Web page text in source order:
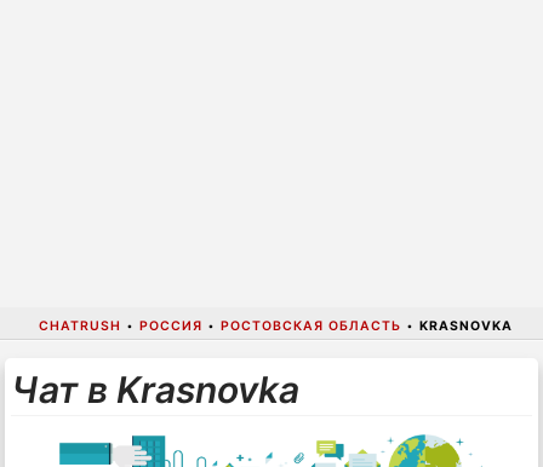
CHATRUSH • РОССИЯ • РОСТОВСКАЯ ОБЛАСТЬ • KRASNOVKA
Чат в Krasnovka